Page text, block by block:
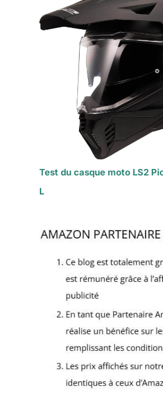
Test du casque moto LS2
L